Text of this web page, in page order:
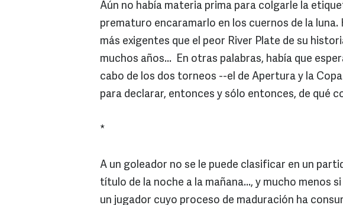
Aún no había materia prima para colgarle la
prematuro encaramarlo en los cuernos de la luna.
más exigentes que el peor River Plate de su
muchos años... En otras palabras, había que
cabo de los dos torneos --el de Apertura y la
para declarar, entonces y sólo entonces, de qué
*
A un goleador no se le puede clasificar en un
título de la noche a la mañana..., y mucho menos
un jugador cuyo proceso de maduración ha